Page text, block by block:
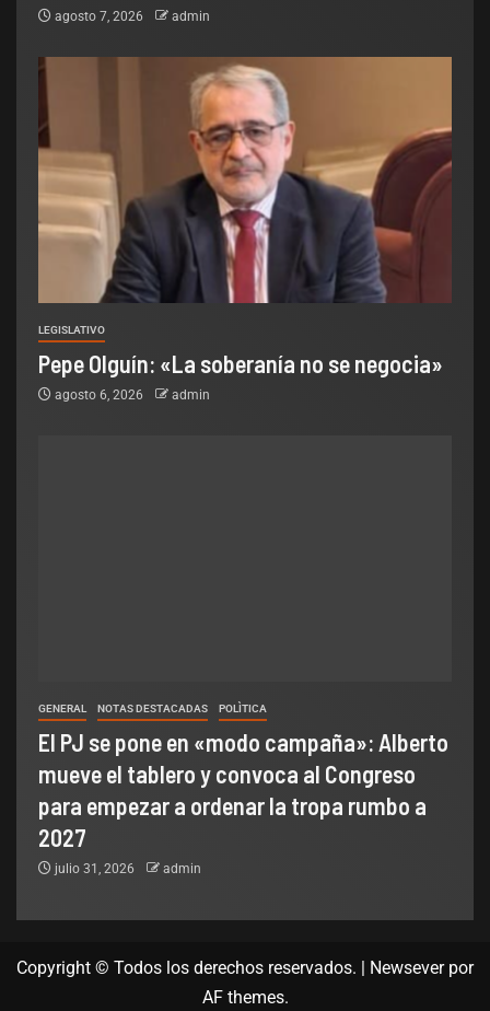
agosto 7, 2026 admin
LEGISLATIVO
Pepe Olguín: «La soberanía no se negocia»
agosto 6, 2026 admin
GENERAL NOTAS DESTACADAS POLÌTICA
El PJ se pone en «modo campaña»: Alberto
mueve el tablero y convoca al Congreso
para empezar a ordenar la tropa rumbo a
2027
julio 31, 2026 admin
Copyright © Todos los derechos reservados. | Newseverpor
AF themes.